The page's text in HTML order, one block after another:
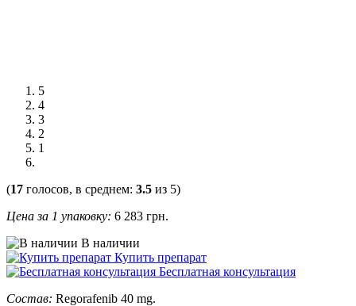
5
4
3
2
1
(17 голосов, в среднем: 3.5 из 5)
Цена за 1 упаковку: 6 283 грн.
В наличии
Купить препарат
Бесплатная консультация
Состав: Regorafenib 40 mg.